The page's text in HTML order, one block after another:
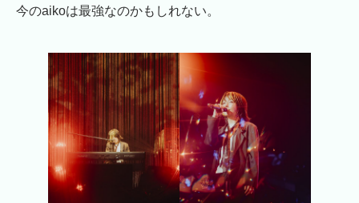
今のaikoは最強なのかもしれない。